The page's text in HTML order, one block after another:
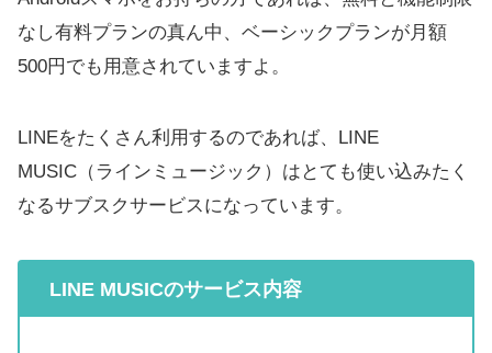
なし有料プランの真ん中、ベーシックプランが月額
500円でも用意されていますよ。
LINEをたくさん利用するのであれば、LINE
MUSIC（ラインミュージック）はとても使い込みたく
なるサブスクサービスになっています。
LINE MUSICのサービス内容